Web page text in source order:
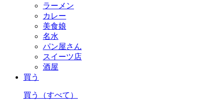
ラーメン
カレー
美食娘
名水
パン屋さん
スイーツ店
酒屋
買う
買う （すべて）